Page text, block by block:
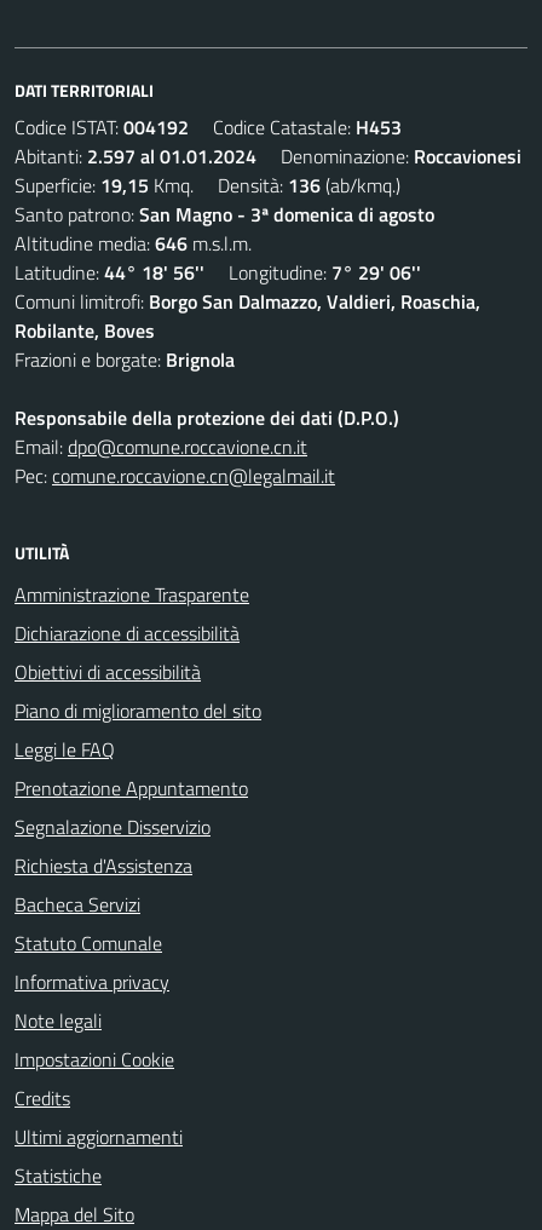
DATI TERRITORIALI
Codice ISTAT:004192 Codice Catastale: H453
Abitanti: 2.597 al 01.01.2024 Denominazione: Roccavionesi
Superficie: 19,15 Kmq. Densità: 136(ab/kmq.)
Santo patrono:San Magno - 3ª domenica di agosto
Altitudine media:646 m.s.l.m.
Latitudine:44° 18' 56'' Longitudine: 7° 29' 06''
Comuni limitrofi: Borgo San Dalmazzo, Valdieri, Roaschia,
Robilante, Boves
Frazioni e borgate: Brignola
Responsabile della protezione dei dati (D.P.O.)
Email:dpo@comune.roccavione.cn.it
Pec:comune.roccavione.cn@legalmail.it
UTILITÀ
Amministrazione Trasparente
Dichiarazione di accessibilità
Obiettivi di accessibilità
Piano di miglioramento del sito
Leggi le FAQ
Prenotazione Appuntamento
Segnalazione Disservizio
Richiesta d'Assistenza
Bacheca Servizi
Statuto Comunale
Informativa privacy
Note legali
Impostazioni Cookie
Credits
Ultimi aggiornamenti
Statistiche
Mappa del Sito